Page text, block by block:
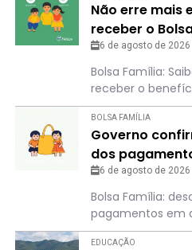
Não erre mais
receber o
meses de 2026
6 de agosto de 2026
Bolsa Família:
receber o
BOLSA FAMÍLIA
Governo
dos
agosto
6 de agosto de 2026
Bolsa Família:
pagamentos em
EDUCAÇÃO